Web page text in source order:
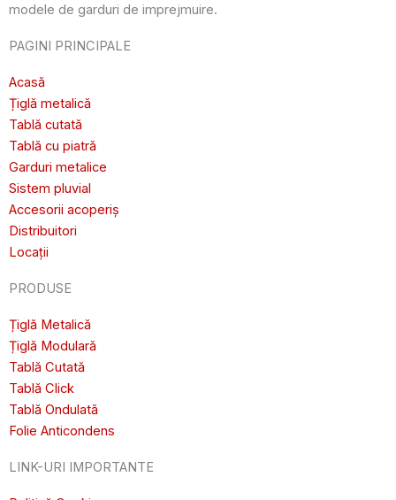
modele de garduri de imprejmuire.
PAGINI PRINCIPALE
Acasă
Țiglă metalică
Tablă cutată
Tablă cu piatră
Garduri metalice
Sistem pluvial
Accesorii acoperiș
Distribuitori
Locații
PRODUSE
Țiglă Metalică
Țiglă Modulară
Tablă Cutată
Tablă Click
Tablă Ondulată
Folie Anticondens
LINK-URI IMPORTANTE